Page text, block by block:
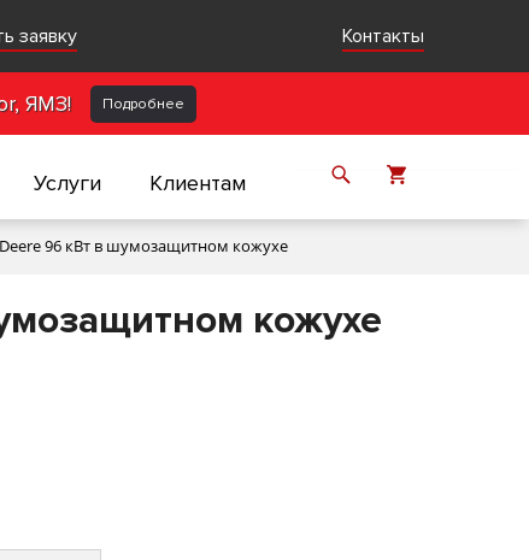
заявку Контакты
ЯМЗ! Подробнее
Услуги Клиентам
96 кВт в шумозащитном кожухе
кожухе